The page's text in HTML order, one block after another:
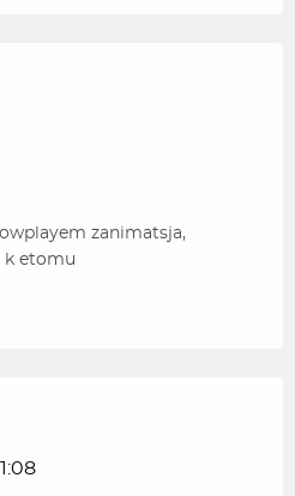
zanimatsja,
k etomu